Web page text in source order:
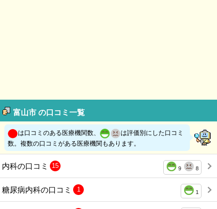
富山市 の口コミ一覧
は口コミのある医療機関数、
は評価別にした口コミ
数。複数の口コミがある医療機関もあります。
内科の口コミ 9 8
15
糖尿病内科の口コミ 1
1